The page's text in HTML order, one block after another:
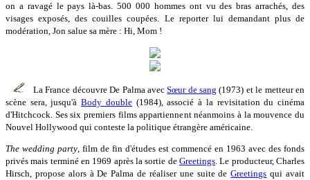
on a ravagé le pays là-bas. 500 000 hommes ont vu des bras arrachés, des
visages exposés, des couilles coupées. Le reporter lui demandant plus de
modération, Jon salue sa mère : Hi, Mom !
La France découvre De Palma avecSœur de sang (1973) et le metteur en
scène sera, jusqu'àBody double(1984), associé à la revisitation du cinéma
d'Hitchcock. Ses six premiers films appartiennent néanmoins à la mouvence du
Nouvel Hollywood qui conteste la politique étrangère américaine.
The wedding party, film de fin d'études est commencé en 1963 avec des fonds
privés mais terminé en 1969 après la sortie de Greetings. Le producteur, Charles
Hirsch, propose alors à De Palma de réaliser une suite deGreetings qui avait